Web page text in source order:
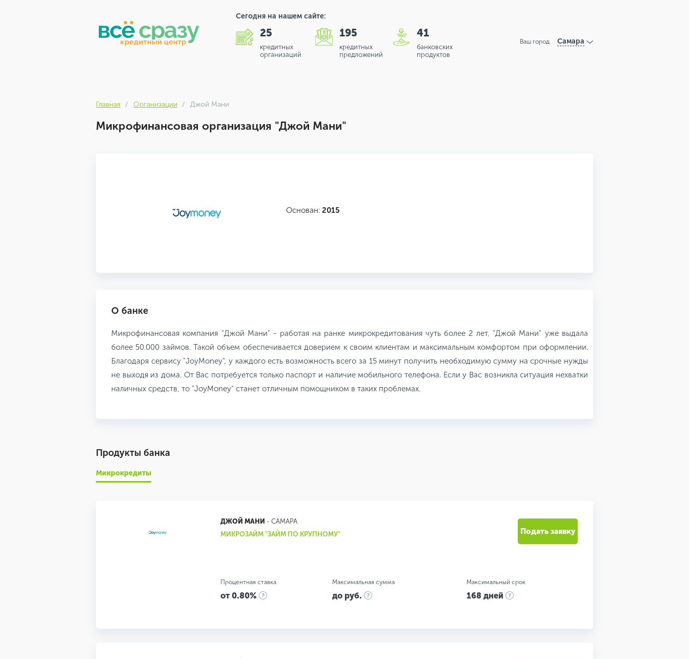
Сегодня на нашем сайте:
25
кредитных
организаций
195
кредитных
предложений
41
банковских
продуктов
Ваш город Самара
Главная Организации Джой Мани
Микрофинансовая организация "Джой Мани"
Основан: 2015
О банке
Микрофинансовая компания "Джой Мани" - работая на ранке микрокредитования чуть более 2 лет, "Джой Мани" уже выдала
более 50.000 займов. Такой объем обеспечивается доверием к своим клиентам и максимальным комфортом при оформлении.
Благодаря сервису "JoyMoney", у каждого есть возможность всего за 15 минут получить необходимую сумму на срочные нужды
не выходя из дома. От Вас потребуется только паспорт и наличие мобильного телефона. Если у Вас возникла ситуация нехватки
наличных средств, то "JoyMoney" станет отличным помощником в таких проблемах.
Продукты банка
Микрокредиты
ДЖОЙ МАНИ - САМАРА
МИКРОЗАЙМ "ЗАЙМ ПО КРУПНОМУ"
Процентная ставка
от 0.80%
Максимальная сумма
до руб.
Максимальный срок
168 дней
Подать заявку